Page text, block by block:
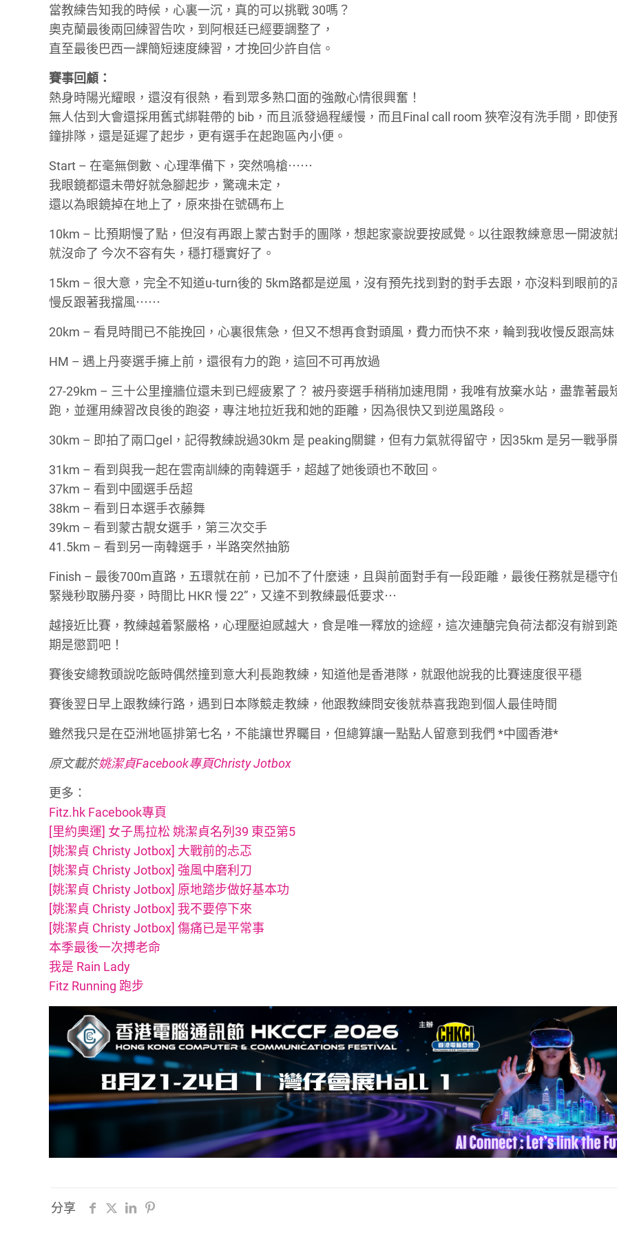
當教練告知我的時候，心裏一沉，真的可以挑戰 30嗎？
奧克蘭最後兩回練習告吹，到阿根廷已經要調整了，
直至最後巴西一課簡短速度練習，才挽回少許自信。
賽事回顧：
熱身時陽光耀眼，還沒有很熱，看到眾多熟口面的強敵心情很興奮！
無人估到大會還採用舊式綁鞋帶的 bib，而且派發過程緩慢，而且Final call room 狹窄沒有洗手間，即使
鐘排隊，還是延遲了起步，更有選手在起跑區內小便。
Start – 在毫無倒數、心理準備下，突然鳴槍⋯⋯
我眼鏡都還未帶好就急腳起步，驚魂未定，
還以為眼鏡掉在地上了，原來掛在號碼布上
10km – 比預期慢了點，但沒有再跟上蒙古對手的團隊，想起家豪說要按感覺。以往跟教練意思一開波
就沒命了 今次不容有失，穩打穩實好了。
15km – 很大意，完全不知道u-turn後的 5km路都是逆風，沒有預先找到對的對手去跟，亦沒料到眼前的
慢反跟著我擋風⋯⋯
20km – 看見時間已不能挽回，心裏很焦急，但又不想再食對頭風，費力而快不來，輪到我收慢反跟高妹
HM – 遇上丹麥選手擁上前，還很有力的跑，這回不可再放過
27-29km – 三十公里撞牆位還未到已經疲累了？ 被丹麥選手稍稍加速甩開，我唯有放棄水站，盡靠著最
跑，並運用練習改良後的跑姿，專注地拉近我和她的距離，因為很快又到逆風路段。
30km – 即拍了兩口gel，記得教練說過30km 是 peaking關鍵，但有力氣就得留守，因35km 是另一戰爭
31km – 看到與我一起在雲南訓練的南韓選手，超越了她後頭也不敢回。
37km – 看到中國選手岳超
38km – 看到日本選手衣藤舞
39km – 看到蒙古靚女選手，第三次交手
41.5km – 看到另一南韓選手，半路突然抽筋
Finish – 最後700m直路，五環就在前，已加不了什麼速，且與前面對手有一段距離，最後任務就是穩守
緊幾秒取勝丹麥，時間比 HKR 慢 22”，又達不到教練最低要求⋯
越接近比賽，教練越着緊嚴格，心理壓迫感越大，食是唯一釋放的途經，這次連醣完負荷法都沒有辦到
期是懲罰吧！
賽後安總教頭說吃飯時偶然撞到意大利長跑教練，知道他是香港隊，就跟他說我的比賽速度很平穩
賽後翌日早上跟教練行路，遇到日本隊競走教練，他跟教練問安後就恭喜我跑到個人最佳時間
雖然我只是在亞洲地區排第七名，不能讓世界矚目，但總算讓一點點人留意到我們 *中國香港*
原文載於姚潔貞Facebook專頁Christy Jotbox
更多：
Fitz.hk Facebook專頁
[里約奧運] 女子馬拉松 姚潔貞名列39 東亞第5
[姚潔貞 Christy Jotbox] 大戰前的忐忑
[姚潔貞 Christy Jotbox] 強風中磨利刀
[姚潔貞 Christy Jotbox] 原地踏步做好基本功
[姚潔貞 Christy Jotbox] 我不要停下來
[姚潔貞 Christy Jotbox] 傷痛已是平常事
本季最後一次搏老命
我是 Rain Lady
Fitz Running 跑步
分享